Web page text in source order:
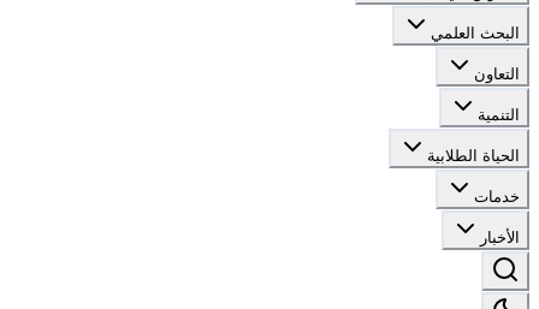
البحث العلمي
التعاون
التنمية
الحياة الطلابية
خدمات
الأخبار